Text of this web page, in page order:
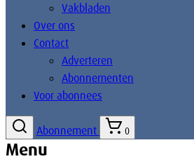
Vakbladen
Over ons
Contact
Adverteren
Abonnementen
Voor abonnees
Abonnement 0
Menu